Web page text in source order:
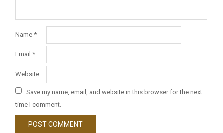
Name *
Email *
Website
Save my name, email, and website in this browser for the next
time I comment.